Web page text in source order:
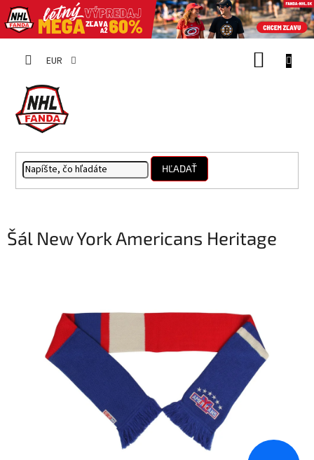
EUR
HĽADAŤ
Šál New York Americans Heritage